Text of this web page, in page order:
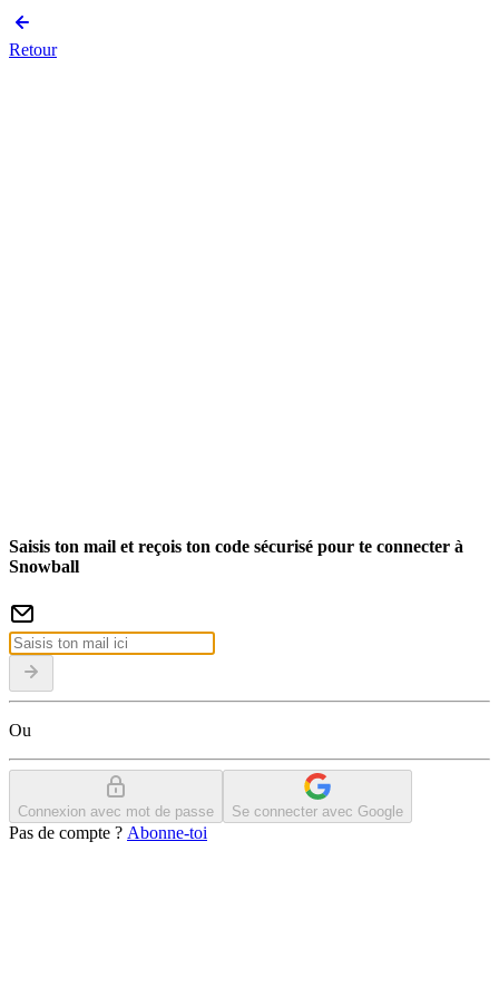
Retour
Saisis ton mail et reçois ton code sécurisé pour te connecter à
Snowball
Ou
Connexion avec mot de passe Se connecter avec Google
Pas de compte ? Abonne-toi